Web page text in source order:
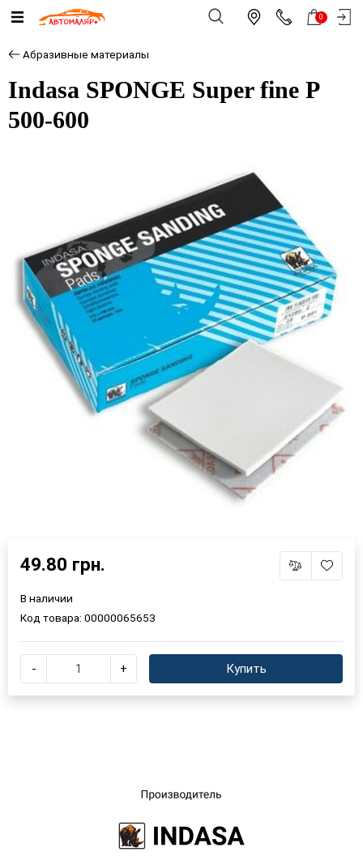
0
Абразивные материалы
Indasa SPONGE Super fine P
500-600
Выберите язык магазина ×
49.80 грн.
В наличии
Код товара: 00000065653
- + Купить